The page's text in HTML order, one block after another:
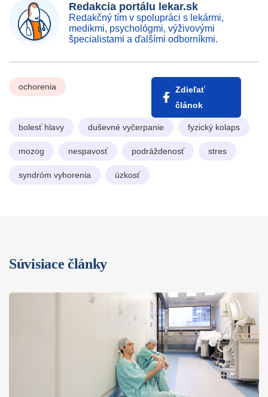
Redakcia portálu lekar.sk
Redakčný tím v spolupráci s lekármi,
medikmi, psychológmi, výživovými
špecialistami a ďalšími odborníkmi.
ochorenia
Zdieľať
článok
bolesť hlavy duševné vyčerpanie fyzický kolaps
mozog nespavosť podráždenosť stres
syndróm vyhorenia úzkosť
Súvisiace články